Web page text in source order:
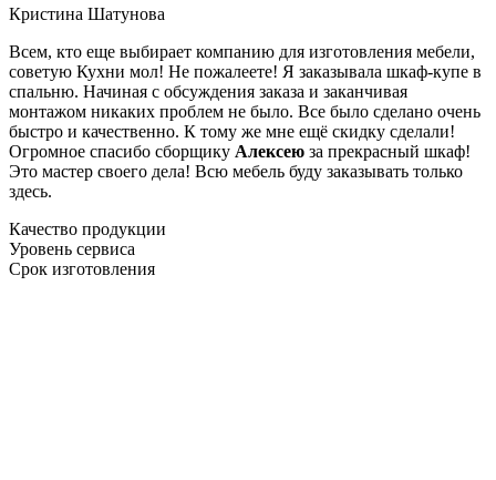
Кристина Шатунова
Всем, кто еще выбирает компанию для изготовления мебели,
советую Кухни мол! Не пожалеете! Я заказывала шкаф-купе в
спальню. Начиная с обсуждения заказа и заканчивая
монтажом никаких проблем не было. Все было сделано очень
быстро и качественно. К тому же мне ещё скидку сделали!
Огромное спасибо сборщику Алексею за прекрасный шкаф!
Это мастер своего дела! Всю мебель буду заказывать только
здесь.
Качество продукции
Уровень сервиса
Срок изготовления